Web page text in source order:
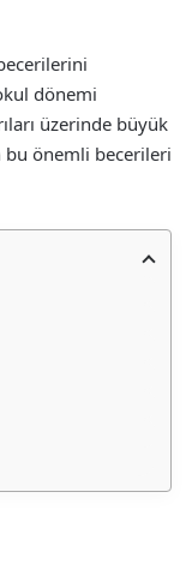
dönemi
üzerinde büyük
bu önemli becerileri